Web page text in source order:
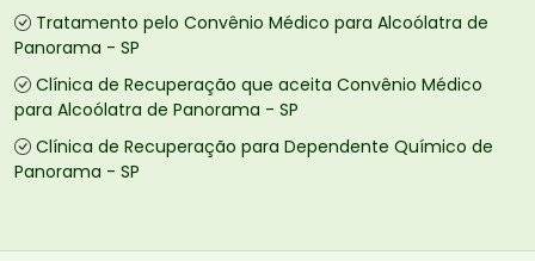
Tratamento pelo Convênio Médico para Alcoólatra de
Panorama - SP
Clínica de Recuperação que aceita Convênio Médico
para Alcoólatra de Panorama - SP
Clínica de Recuperação para Dependente Químico de
Panorama - SP